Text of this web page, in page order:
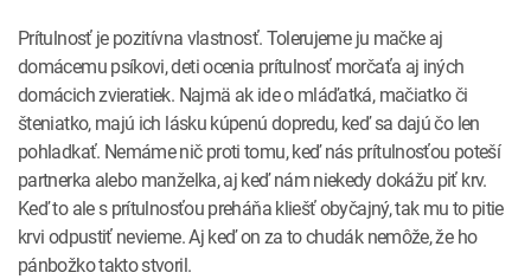
Prítulnosť je pozitívna vlastnosť. Tolerujeme ju mačke aj
domácemu psíkovi, deti ocenia prítulnosť morčaťa aj iných
domácich zvieratiek. Najmä ak ide o mláďatká, mačiatko či
šteniatko, majú ich lásku kúpenú dopredu, keď sa dajú čo len
pohladkať. Nemáme nič proti tomu, keď nás prítulnosťou poteší
partnerka alebo manželka, aj keď nám niekedy dokážu piť krv.
Keď to ale s prítulnosťou preháňa kliešť obyčajný, tak mu to pitie
krvi odpustiť nevieme. Aj keď on za to chudák nemôže, že ho
pánbožko takto stvoril.